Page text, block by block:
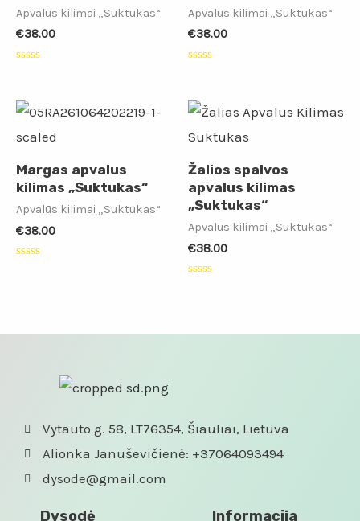
Apvalūs kilimai „Suktukas“
€38.00
5
Apvalūs kilimai „Suktukas“
€38.00
5
Margas apvalus
kilimas „Suktukas“
Apvalūs kilimai „Suktukas“
€38.00
Žalios spalvos
apvalus kilimas
„Suktukas“
Apvalūs kilimai „Suktukas“
€38.00
Vytauto g. 58, LT76354, Šiauliai, Lietuva
Alionka Januševičienė: +37064093494
dysode@gmail.com
Dysodė Informacija